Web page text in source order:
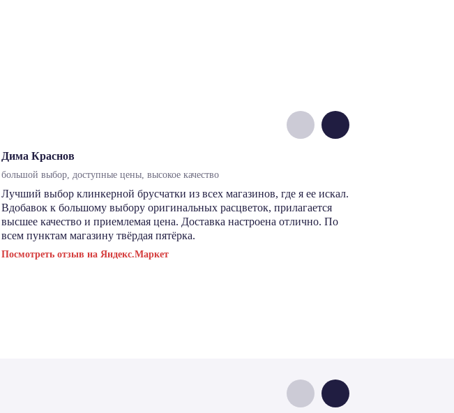
Дима Краснов
большой выбор, доступные цены, высокое качество
Лучший выбор клинкерной брусчатки из всех магазинов, где я ее искал.
Вдобавок к большому выбору оригинальных расцветок, прилагается
высшее качество и приемлемая цена. Доставка настроена отлично. По
всем пунктам магазину твёрдая пятёрка.
Посмотреть отзыв на Яндекс.Маркет